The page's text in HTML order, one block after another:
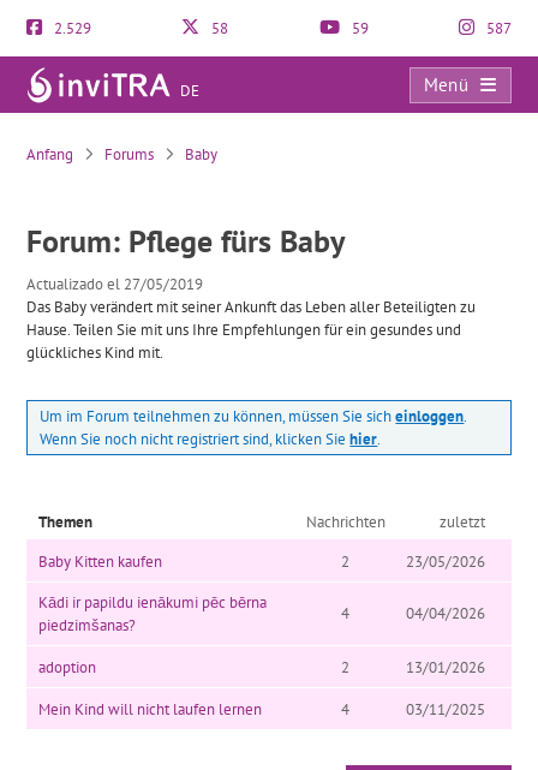
2.529 58 59 587
DE
Menü
Pflege fürs Baby
Anfang Forums Baby
Forum: Pflege fürs Baby
Actualizado el 27/05/2019
Das Baby verändert mit seiner Ankunft das Leben aller Beteiligten zu
Hause. Teilen Sie mit uns Ihre Empfehlungen für ein gesundes und
glückliches Kind mit.
Um im Forum teilnehmen zu können, müssen Sie sicheinloggen.
Wenn Sie noch nicht registriert sind, klicken Siehier.
Themen Nachrichten
zuletzt
Baby Kitten kaufen
2
23/05/2026
Kādi ir papildu ienākumi pēc bērna
piedzimšanas?
4 04/04/2026
adoption 2 13/01/2026
Mein Kind will nicht laufen lernen 4 03/11/2025